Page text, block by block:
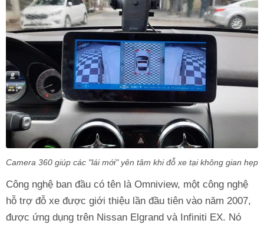
Camera 360 giúp các "lái mới" yên tâm khi đỗ xe tại không gian hẹp
Công nghệ ban đầu có tên là Omniview, một công nghệ
hỗ trợ đỗ xe được giới thiệu lần đầu tiên vào năm 2007,
được ứng dụng trên Nissan Elgrand và Infiniti EX. Nó